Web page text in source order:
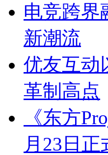
电竞跨界
新潮流
优友互动
革制高点
《东方
月23日正